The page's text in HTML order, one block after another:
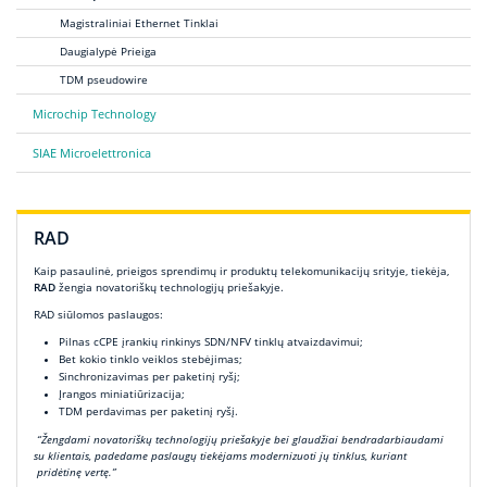
Magistraliniai Ethernet Tinklai
Daugialypė Prieiga
TDM pseudowire
Microchip Technology
SIAE Microelettronica
RAD
Kaip pasaulinė, prieigos sprendimų ir produktų telekomunikacijų srityje, tiekėja,
RAD žengia novatoriškų technologijų priešakyje.
RAD siūlomos paslaugos:
Pilnas cCPE įrankių rinkinys SDN/NFV tinklų atvaizdavimui;
Bet kokio tinklo veiklos stebėjimas;
Sinchronizavimas per paketinį ryšį;
Įrangos miniatiūrizacija;
TDM perdavimas per paketinį ryšį.
“Žengdami novatoriškų technologijų priešakyje bei glaudžiai bendradarbiaudami
su klientais, padedame paslaugų tiekėjams modernizuoti jų tinklus, kuriant
pridėtinę vertę.”